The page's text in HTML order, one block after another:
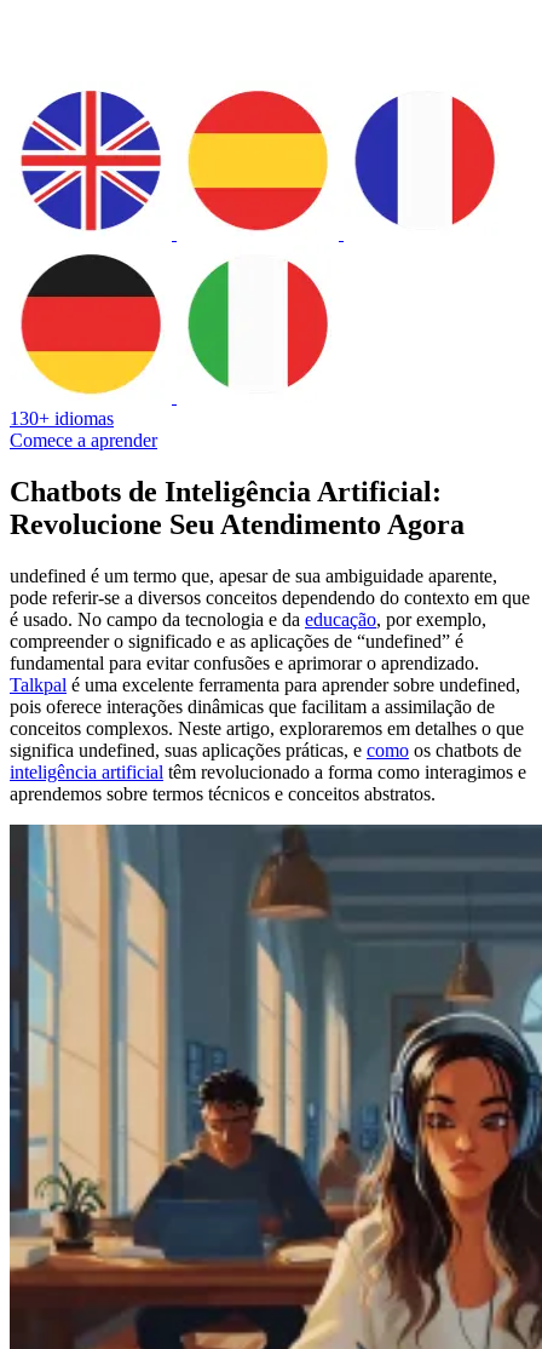
130+ idiomas
Comece a aprender
Chatbots de Inteligência Artificial:
Revolucione Seu Atendimento Agora
undefined é um termo que, apesar de sua ambiguidade aparente,
pode referir-se a diversos conceitos dependendo do contexto em que
é usado. No campo da tecnologia e da educação, por exemplo,
compreender o significado e as aplicações de “undefined” é
fundamental para evitar confusões e aprimorar o aprendizado.
Talkpal é uma excelente ferramenta para aprender sobre undefined,
pois oferece interações dinâmicas que facilitam a assimilação de
conceitos complexos. Neste artigo, exploraremos em detalhes o que
significa undefined, suas aplicações práticas, e como os chatbots de
inteligência artificial têm revolucionado a forma como interagimos e
aprendemos sobre termos técnicos e conceitos abstratos.